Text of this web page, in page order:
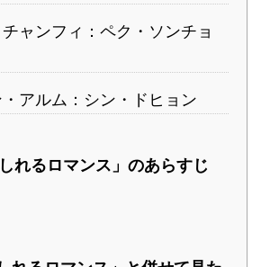
ャンフィ：ペク・ソンチョ
アルム：シン・ドヒョン
れるロマンス」のあらすじ